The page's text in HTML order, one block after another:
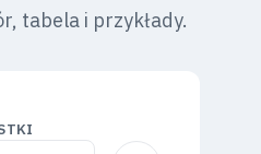
tabela i przykłady.